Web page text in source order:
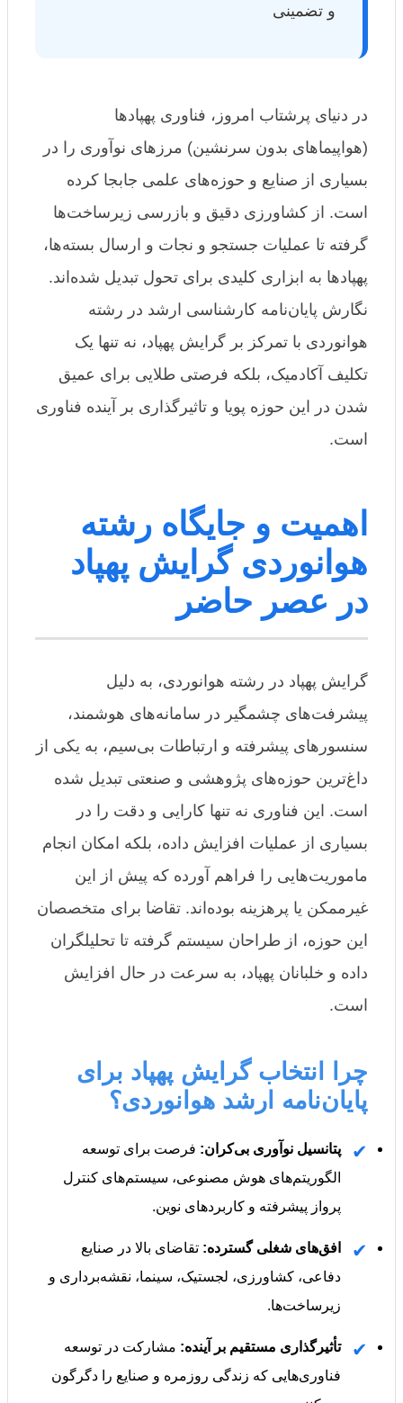
و تضمینی
در دنیای پرشتاب امروز، فناوری پهپادها
(هواپیماهای بدون سرنشین) مرزهای نوآوری را در
بسیاری از صنایع و حوزه‌های علمی جابجا کرده
است. از کشاورزی دقیق و بازرسی زیرساخت‌ها
گرفته تا عملیات جستجو و نجات و ارسال بسته‌ها،
پهپادها به ابزاری کلیدی برای تحول تبدیل شده‌اند.
نگارش پایان‌نامه کارشناسی ارشد در رشته
هوانوردی با تمرکز بر گرایش پهپاد، نه تنها یک
تکلیف آکادمیک، بلکه فرصتی طلایی برای عمیق
شدن در این حوزه پویا و تاثیرگذاری بر آینده فناوری
است.
اهمیت و جایگاه رشته
هوانوردی گرایش پهپاد
در عصر حاضر
گرایش پهپاد در رشته هوانوردی، به دلیل
پیشرفت‌های چشمگیر در سامانه‌های هوشمند،
سنسورهای پیشرفته و ارتباطات بی‌سیم، به یکی از
داغ‌ترین حوزه‌های پژوهشی و صنعتی تبدیل شده
است. این فناوری نه تنها کارایی و دقت را در
بسیاری از عملیات افزایش داده، بلکه امکان انجام
ماموریت‌هایی را فراهم آورده که پیش از این
غیرممکن یا پرهزینه بوده‌اند. تقاضا برای متخصصان
این حوزه، از طراحان سیستم گرفته تا تحلیلگران
داده و خلبانان پهپاد، به سرعت در حال افزایش
است.
چرا انتخاب گرایش پهپاد برای
پایان‌نامه ارشد هوانوردی؟
✔ پتانسیل نوآوری بی‌کران: فرصت برای توسعه
الگوریتم‌های هوش مصنوعی، سیستم‌های کنترل
پرواز پیشرفته و کاربردهای نوین.
✔ افق‌های شغلی گسترده: تقاضای بالا در صنایع
دفاعی، کشاورزی، لجستیک، سینما، نقشه‌برداری و
زیرساخت‌ها.
✔ تأثیرگذاری مستقیم بر آینده: مشارکت در توسعه
فناوری‌هایی که زندگی روزمره و صنایع را دگرگون